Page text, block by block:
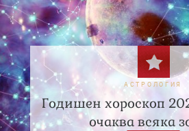
АСТРОЛОГИЯ
Годишен хороскоп
очаква всяка